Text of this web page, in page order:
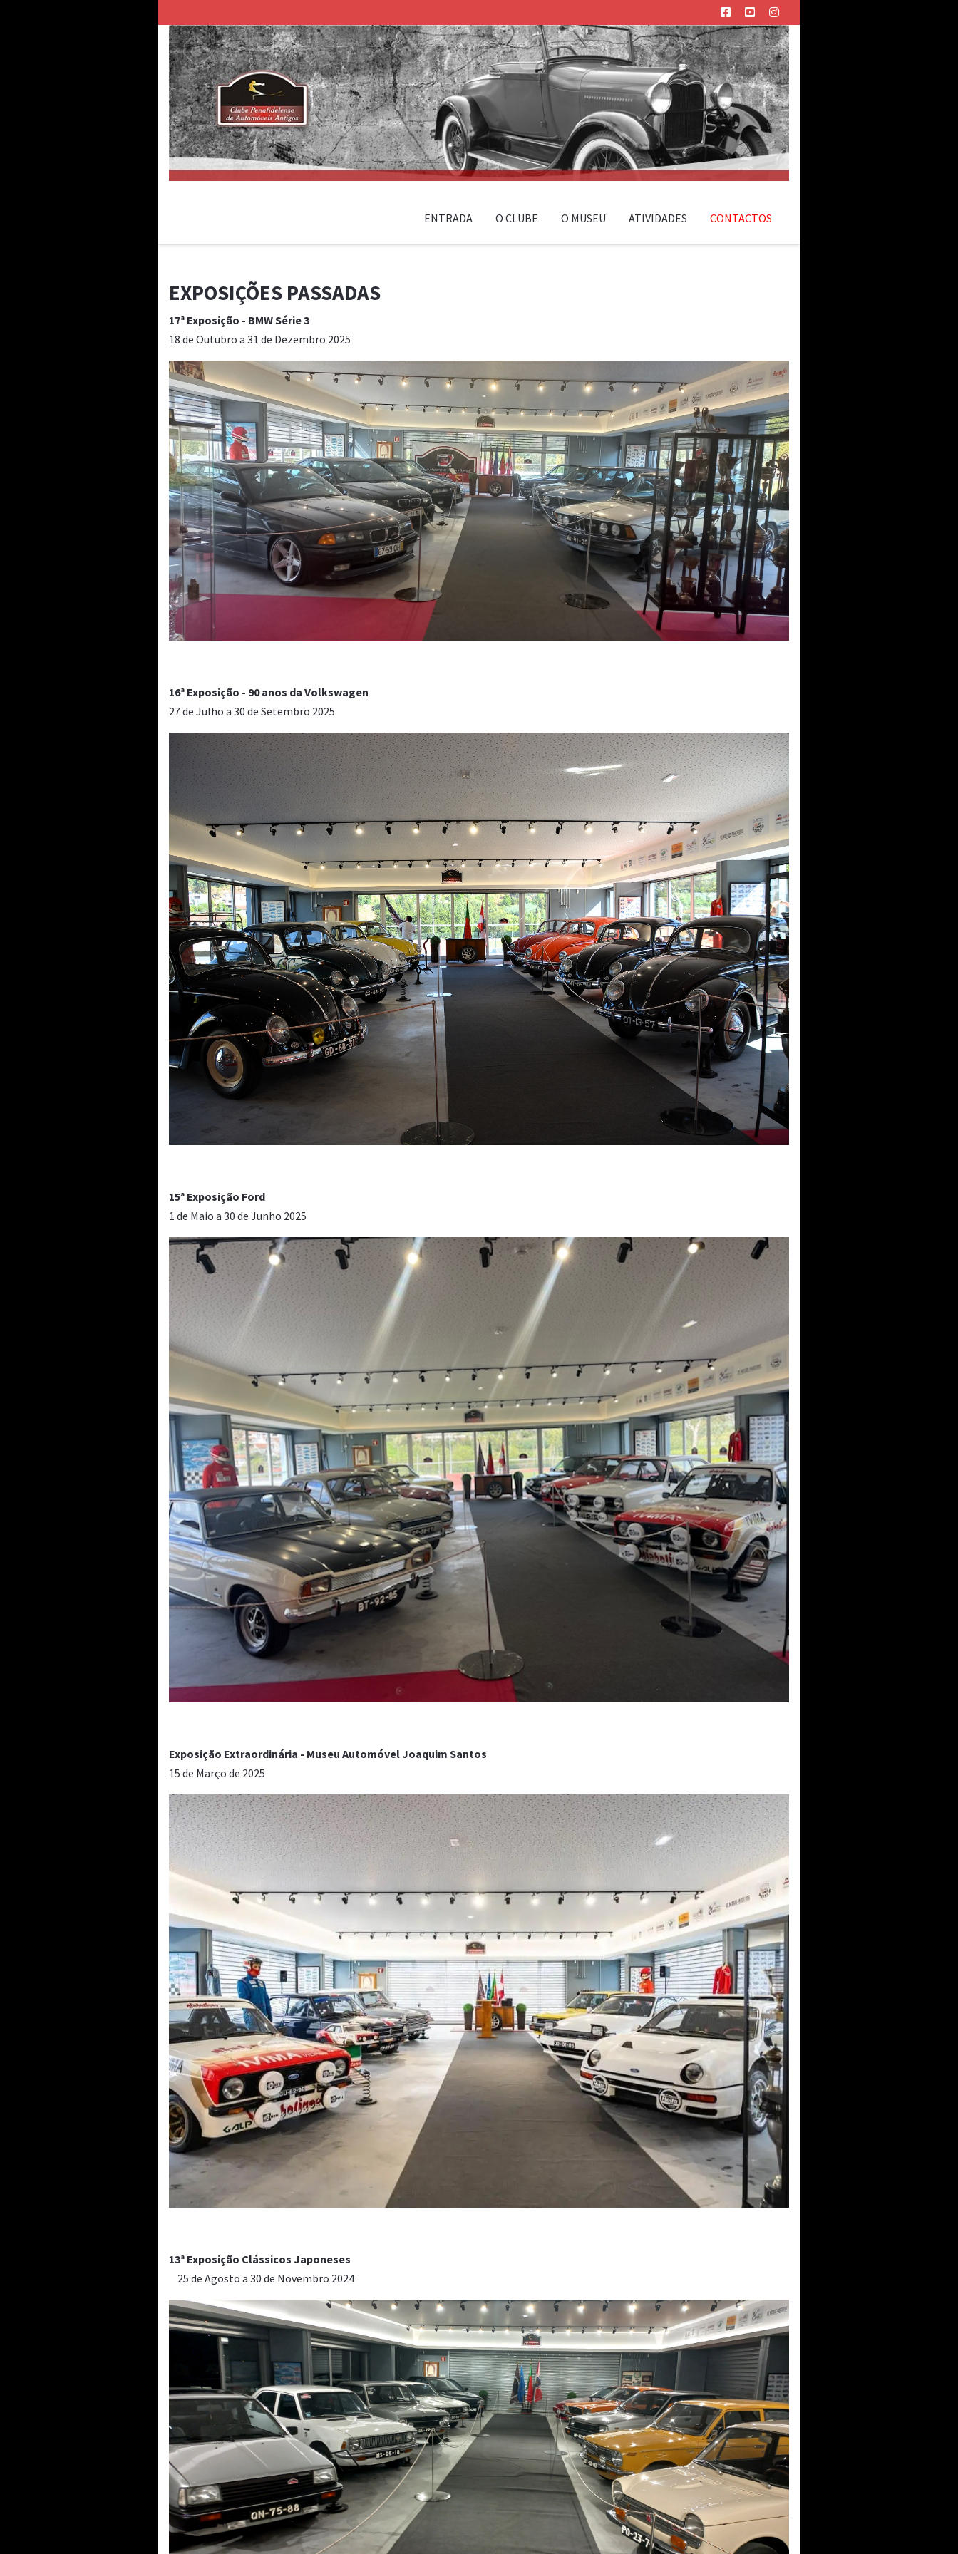
ENTRADA O CLUBE O MUSEU ATIVIDADES CONTACTOS
EXPOSIÇÕES PASSADAS
17ª Exposição - BMW Série 3
18 de Outubro a 31 de Dezembro 2025
16ª Exposição - 90 anos da Volkswagen
27 de Julho a 30 de Setembro 2025
15ª Exposição Ford
1 de Maio a 30 de Junho 2025
Exposição Extraordinária - Museu Automóvel Joaquim Santos
15 de Março de 2025
13ª Exposição Clássicos Japoneses
25 de Agosto a 30 de Novembro 2024